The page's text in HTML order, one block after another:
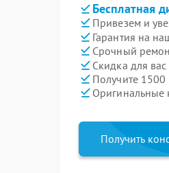
Бесплатная
Привезем и
Гарантия на
Срочный
Скидка для
Получите
Оригинальные
Получить